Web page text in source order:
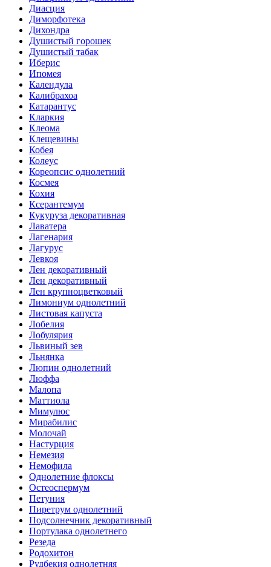
Диасция
Диморфотека
Дихондра
Душистый горошек
Душистый табак
Иберис
Ипомея
Календула
Калибрахоа
Катарантус
Кларкия
Клеома
Клещевины
Кобея
Колеус
Кореопсис однолетний
Космея
Кохия
Ксерантемум
Кукуруза декоративная
Лаватера
Лагенария
Лагурус
Левкоя
Лен декоративный
Лен декоративный
Лен крупноцветковый
Лимониум однолетний
Листовая капуста
Лобелия
Лобулярия
Львиный зев
Льнянка
Люпин однолетний
Люффа
Малопа
Маттиола
Мимулюс
Мирабилис
Молочай
Настурция
Немезия
Немофила
Однолетние флоксы
Остеоспермум
Петуния
Пиретрум однолетний
Подсолнечник декоративный
Портулака однолетнего
Резеда
Родохитон
Рудбекия однолетняя